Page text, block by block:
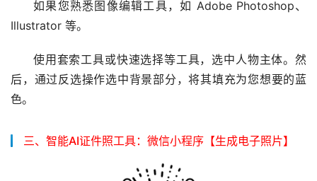
如果您熟悉图像编辑工具，如 Adobe Photoshop、
Illustrator 等。
使用套索工具或快速选择等工具，选中人物主体。然
后，通过反选操作选中背景部分，将其填充为您想要的蓝
色。
三、智能AI证件照工具：微信小程序【生成电子照片】